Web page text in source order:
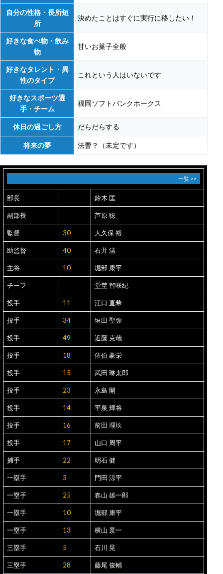
自分の性格・長所短
所
決めたことはすぐに実行に移したい！
好きな食べ物・飲み
物
甘いお菓子全般
好きなタレント・異
性のタイプ
これという人はいないです
好きなスポーツ選
手・チーム
福岡ソフトバンクホークス
休日の過ごし方 だらだらする
将来の夢 法曹？（未定です）
一覧 >>
部長 鈴木 匡
副部長 芦原 聡
監督 30 大久保 裕
助監督 40 石井 清
主将 10 堀部 康平
チーフ 堂埜 智咲紀
投手 11 江口 直希
投手 34 垣田 聖弥
投手 49 近藤 克哉
投手 18 佐伯 豪栄
投手 15 武田 琳太郎
投手 23 永島 開
投手 14 平泉 輝将
投手 16 前田 理玖
投手 17 山口 周平
捕手 22 明石 健
一塁手 3 門田 涼平
一塁手 25 春山 雄一郎
一塁手 10 堀部 康平
一塁手 13 横山 景一
三塁手 5 石川 晃
三塁手 28 藤尾 俊輔